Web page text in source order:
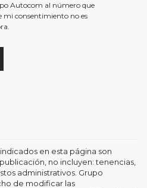
Autocom al número que
mi consentimiento no es
en esta página son
no incluyen: tenencias,
administrativos. Grupo
de modificar las